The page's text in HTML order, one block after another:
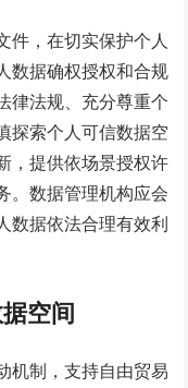
件，在切实保护个人
数据确权授权和合规
律法规、充分尊重个
探索个人可信数据空
，提供依场景授权许
。数据管理机构应会
数据依法合理有效利
空间
机制，支持自由贸易